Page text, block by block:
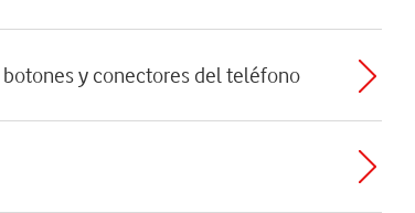
botones y conectores del teléfono